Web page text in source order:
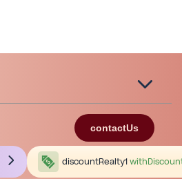
contactUs
discountRealty1